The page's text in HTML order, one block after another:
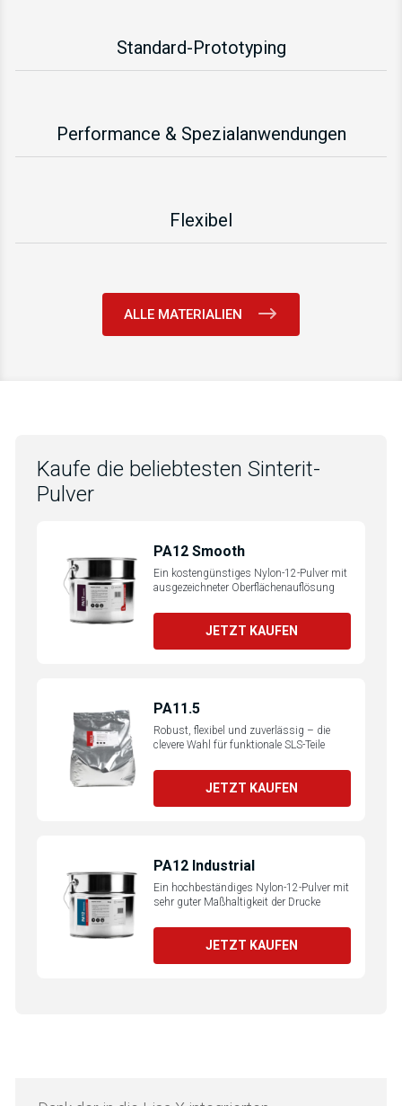
Standard-Prototyping
Performance & Spezialanwendungen
Flexibel
ALLE MATERIALIEN
Kaufe die beliebtesten Sinterit-
Pulver
PA12 Smooth
Ein kostengünstiges Nylon-12-Pulver mit
ausgezeichneter Oberflächenauflösung
JETZT KAUFEN
PA11.5
Robust, flexibel und zuverlässig – die
clevere Wahl für funktionale SLS-Teile
JETZT KAUFEN
PA12 Industrial
Ein hochbeständiges Nylon-12-Pulver mit
sehr guter Maßhaltigkeit der Drucke
JETZT KAUFEN